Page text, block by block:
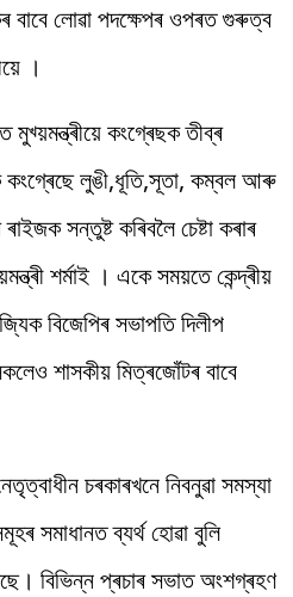
লোৱা পদক্ষেপৰ ওপৰত গুৰুত্ব
।
মুখ্য়মন্ত্ৰীয়ে কংগ্ৰেছক তীব্ৰ
কংগ্ৰেছে লুঙী,ধূতি,সূতা, কম্বল আৰু
সন্তুষ্ট কৰিবলৈ চেষ্টা কৰাৰ
শৰ্মাই । একে সময়তে কেন্দ্ৰীয়
বিজেপিৰ সভাপতি দিলীপ
শাসকীয় মিত্ৰজোঁটৰ বাবে
চৰকাৰখনে নিবনুৱা সমস্যা
সমাধানত ব্যৰ্থ হোৱা বুলি
বিভিন্ন প্ৰচাৰ সভাত অংশগ্ৰহণ